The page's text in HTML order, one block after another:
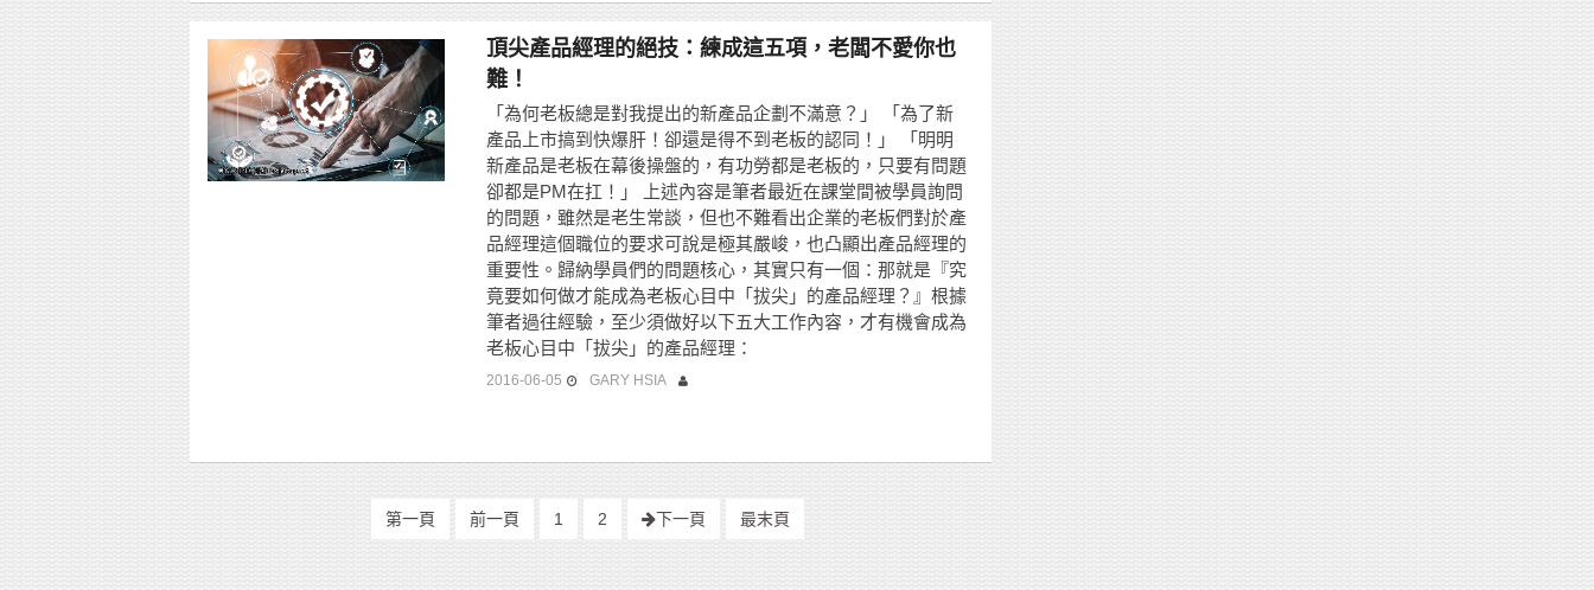
頂尖產品經理的絕技：練成這五項，老闆不愛你也
難！
「為何老板總是對我提出的新產品企劃不滿意？」 「為了新
產品上市搞到快爆肝！卻還是得不到老板的認同！」 「明明
新產品是老板在幕後操盤的，有功勞都是老板的，只要有問題
卻都是PM在扛！」 上述內容是筆者最近在課堂間被學員詢問
的問題，雖然是老生常談，但也不難看出企業的老板們對於產
品經理這個職位的要求可說是極其嚴峻，也凸顯出產品經理的
重要性。歸納學員們的問題核心，其實只有一個：那就是『究
竟要如何做才能成為老板心目中「拔尖」的產品經理？』根據
筆者過往經驗，至少須做好以下五大工作內容，才有機會成為
老板心目中「拔尖」的產品經理：
2016-06-05 GARY HSIA
第一頁 前一頁 1 2 下一頁 最末頁